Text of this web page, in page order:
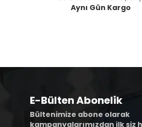
Aynı Gün Kargo
E-Bülten Abonelik
Bültenimize abone olarak
kampanyalarımızdan ilk siz